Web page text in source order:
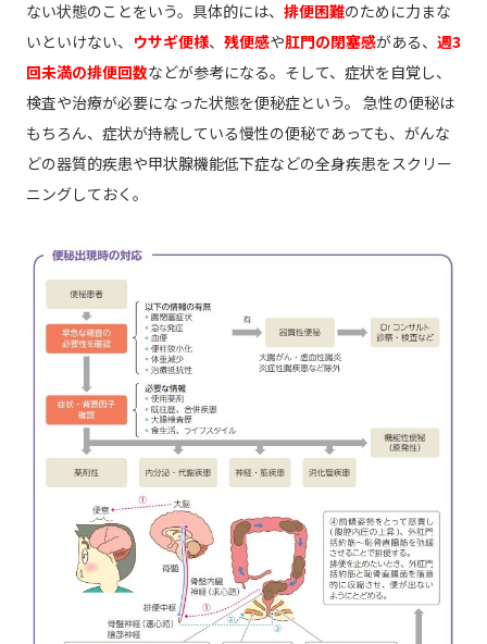
ない状態のことをいう。具体的には、 排便困難のために力まな
いといけない、 ウサギ便様、 残便感や肛門の閉塞感がある、 週3
回未満の排便回数などが参考になる。そして、症状を自覚し、
検査や治療が必要になった状態を便秘症という。 急性の便秘は
もちろん、症状が持続している慢性の便秘であっても、がんな
どの器質的疾患や甲状腺機能低下症などの全身疾患をスクリー
ニングしておく。